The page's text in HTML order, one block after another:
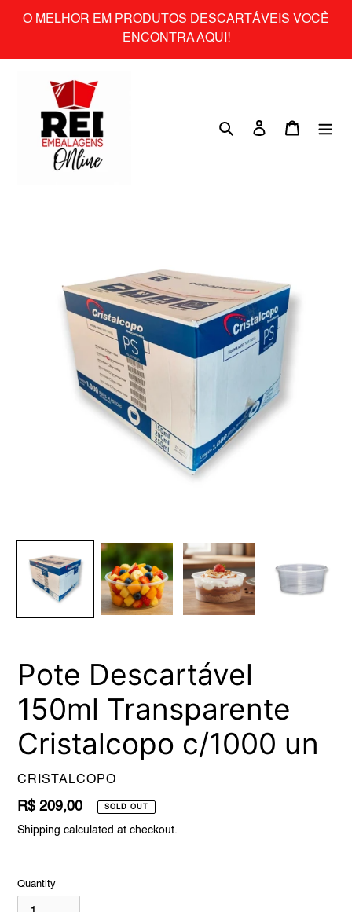
O MELHOR EM PRODUTOS DESCARTÁVEIS VOCÊ
ENCONTRA AQUI!
Search Log in Cart
Pote Descartável
150ml Transparente
Cristalcopo c/1000 un
VENDOR
CRISTALCOPO
Regular
price
R$ 209,00 SOLD OUT
Shipping calculated at checkout.
Quantity